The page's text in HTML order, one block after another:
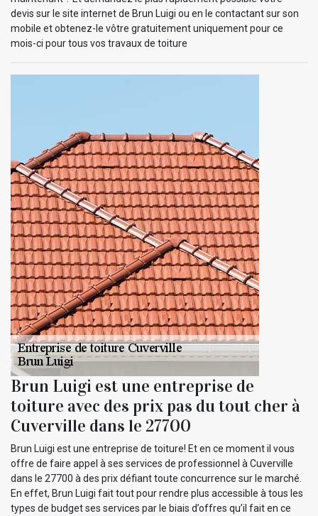
devis sur le site internet de Brun Luigi ou en le contactant sur son
mobile et obtenez-le vôtre gratuitement uniquement pour ce
mois-ci pour tous vos travaux de toiture
Brun Luigi est une entreprise de
toiture avec des prix pas du tout cher à
Cuverville dans le 27700
Brun Luigi est une entreprise de toiture! Et en ce moment il vous
offre de faire appel à ses services de professionnel à Cuverville
dans le 27700 à des prix défiant toute concurrence sur le marché.
En effet, Brun Luigi fait tout pour rendre plus accessible à tous les
types de budget ses services par le biais d’offres qu’il fait en ce